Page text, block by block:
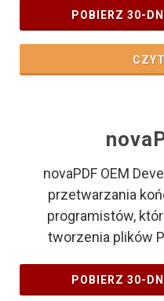
POBIERZ 30-
novaPDF OEM
przetwarzania
programistów,
tworzenia plików
POBIERZ 30-